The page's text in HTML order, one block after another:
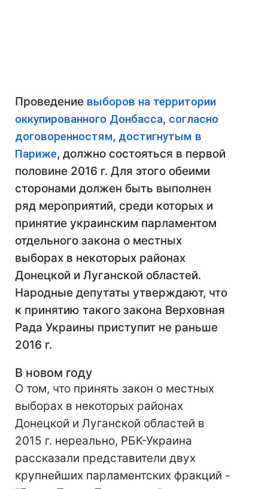
Проведение выборов на территории
оккупированного Донбасса, согласно
договоренностям, достигнутым в
Париже, должно состояться в первой
половине 2016 г. Для этого обеими
сторонами должен быть выполнен
ряд мероприятий, среди которых и
принятие украинским парламентом
отдельного закона о местных
выборах в некоторых районах
Донецкой и Луганской областей.
Народные депутаты утверждают, что
к принятию такого закона Верховная
Рада Украины приступит не раньше
2016 г.
В новом году
О том, что принять закон о местных
выборах в некоторых районах
Донецкой и Луганской областей в
2015 г. нереально, РБК-Украина
рассказали представители двух
крупнейших парламентских фракций -